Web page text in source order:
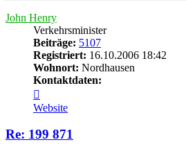
John Henry
Verkehrsminister
Beiträge: 5107
Registriert: 16.10.2006 18:42
Wohnort: Nordhausen
Kontaktdaten:
von
John
Henry
Website
Re: 199 871